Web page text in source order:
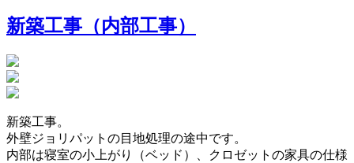
新築工事（内部工事）
新築工事。
外壁ジョリパットの目地処理の途中です。
内部は寝室の小上がり（ベッド）、クロゼットの家具の仕様